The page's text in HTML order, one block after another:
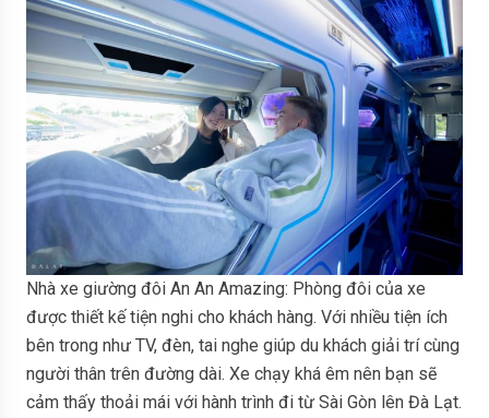
Nhà xe giường đôi An An Amazing: Phòng đôi của xe
được thiết kế tiện nghi cho khách hàng. Với nhiều tiện ích
bên trong như TV, đèn, tai nghe giúp du khách giải trí cùng
người thân trên đường dài. Xe chạy khá êm nên bạn sẽ
cảm thấy thoải mái với hành trình đi từ Sài Gòn lên Đà Lạt.